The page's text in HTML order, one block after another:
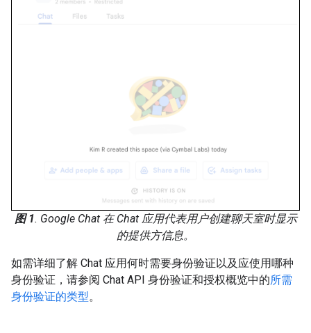
图 1. Google Chat 在 Chat 应用代表用户创建聊天室时显示
的提供方信息。
如需详细了解 Chat 应用何时需要身份验证以及应使用哪种
身份验证，请参阅 Chat API 身份验证和授权概览中的所需
身份验证的类型。